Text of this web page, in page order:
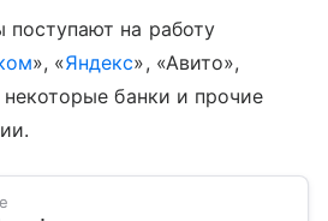
на работу
», «Яндекс», «Авито»,
банки и прочие